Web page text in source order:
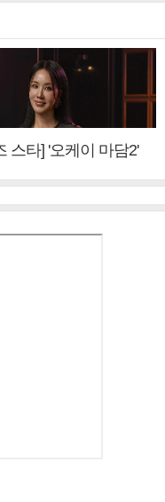
스타] '오케이 마담2'